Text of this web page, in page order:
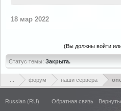
18 мар 2022
(Вы должны войти или
Статус темы: Закрыта.
форум наши сервера
Russian (RU) Обратная связь